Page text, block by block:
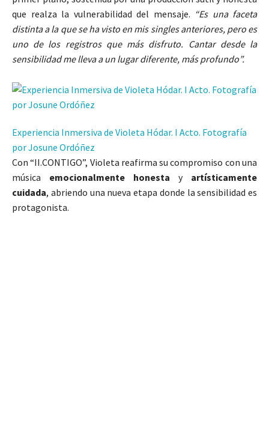
que realza la vulnerabilidad del mensaje. “Es una faceta
distinta a la que se ha visto en mis singles anteriores, pero es
uno de los registros que más disfruto. Cantar desde la
sensibilidad me lleva a un lugar diferente, más profundo”.
Experiencia Inmersiva de Violeta Hódar. I Acto. Fotografía
por Josune Ordóñez
Con “II.CONTIGO”, Violeta reafirma su compromiso con una
música emocionalmente honesta y artísticamente
cuidada, abriendo una nueva etapa donde la sensibilidad es
protagonista.